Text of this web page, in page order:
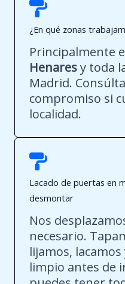
¿En qué zonas
Principalmente
Henaresy toda
Madrid.
compromiso si
localidad.
Lacado de puertas en
desmontar
Nos
necesario.
lijamos,
limpio antes de